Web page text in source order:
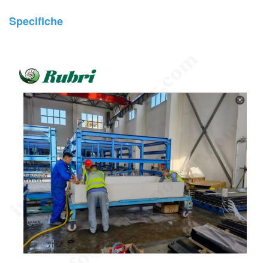
combustibile, fusione dei metalli e idrogeno ad elevata purezza
l'industria elettronica.
Specifiche